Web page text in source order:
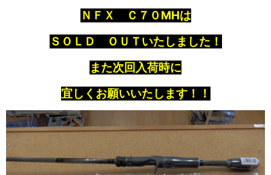
ＮＦＸ Ｃ７０MHは
ＳＯＬＤ ＯＵＴいたしました！
また次回入荷時に
宜しくお願いいたします！！